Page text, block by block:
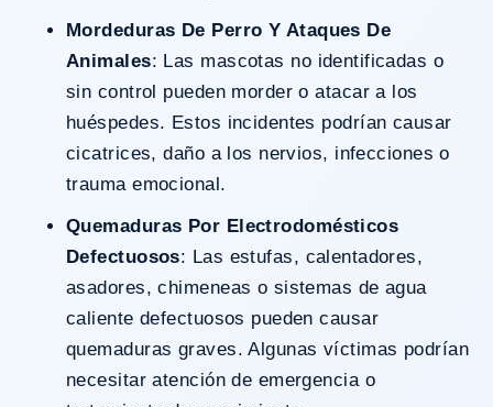
Mordeduras De Perro Y Ataques De
Animales: Las mascotas no identificadas o
sin control pueden morder o atacar a los
huéspedes. Estos incidentes podrían causar
cicatrices, daño a los nervios, infecciones o
trauma emocional.
Quemaduras Por Electrodomésticos
Defectuosos: Las estufas, calentadores,
asadores, chimeneas o sistemas de agua
caliente defectuosos pueden causar
quemaduras graves. Algunas víctimas podrían
necesitar atención de emergencia o